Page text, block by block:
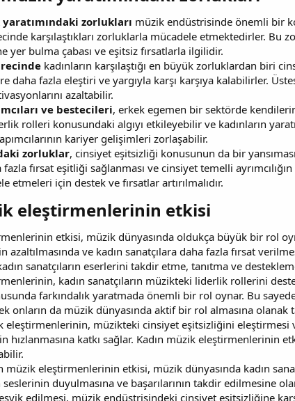
zorlukları müzik endüstrisinde önemli bir
karşılaştıkları zorluklarla mücadele etmektedirler. Bu
yer bulma çabası ve eşitsiz fırsatlarla ilgilidir.
kadınların karşılaştığı en büyük zorluklardan biri
daha fazla eleştiri ve yargıyla karşı karşıya kalabilirler.
azaltabilir.
ve bestecileri, erkek egemen bir sektörde
rolleri konusundaki algıyı etkileyebilir ve kadınların
kariyer gelişimleri zorlaşabilir.
zorluklar, cinsiyet eşitsizliği konusunun da bir
fırsat eşitliği sağlanması ve cinsiyet temelli
etmeleri için destek ve fırsatlar artırılmalıdır.
eleştirmenlerinin etkisi​
etkisi, müzik dünyasında oldukça büyük bir rol
azaltılmasında ve kadın sanatçılara daha fazla fırsat
sanatçıların eserlerini takdir etme, tanıtma ve
kadın sanatçıların müzikteki liderlik rollerini
farkındalık yaratmada önemli bir rol oynar. Bu
onların da müzik dünyasında aktif bir rol almasına olanak
eleştirmenlerinin, müzikteki cinsiyet eşitsizliğini eleştirmesi
hızlanmasına katkı sağlar. Kadın müzik
müzik eleştirmenlerinin etkisi, müzik dünyasında kadın
duyulmasına ve başarılarının takdir edilmesine
edilmesi, müzik endüstrisindeki cinsiyet eşitsizliğine